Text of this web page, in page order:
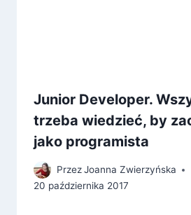
Junior Developer.
trzeba wiedzieć, by
jako programista
PrzezJoanna Zwierzyńska
20 października 2017